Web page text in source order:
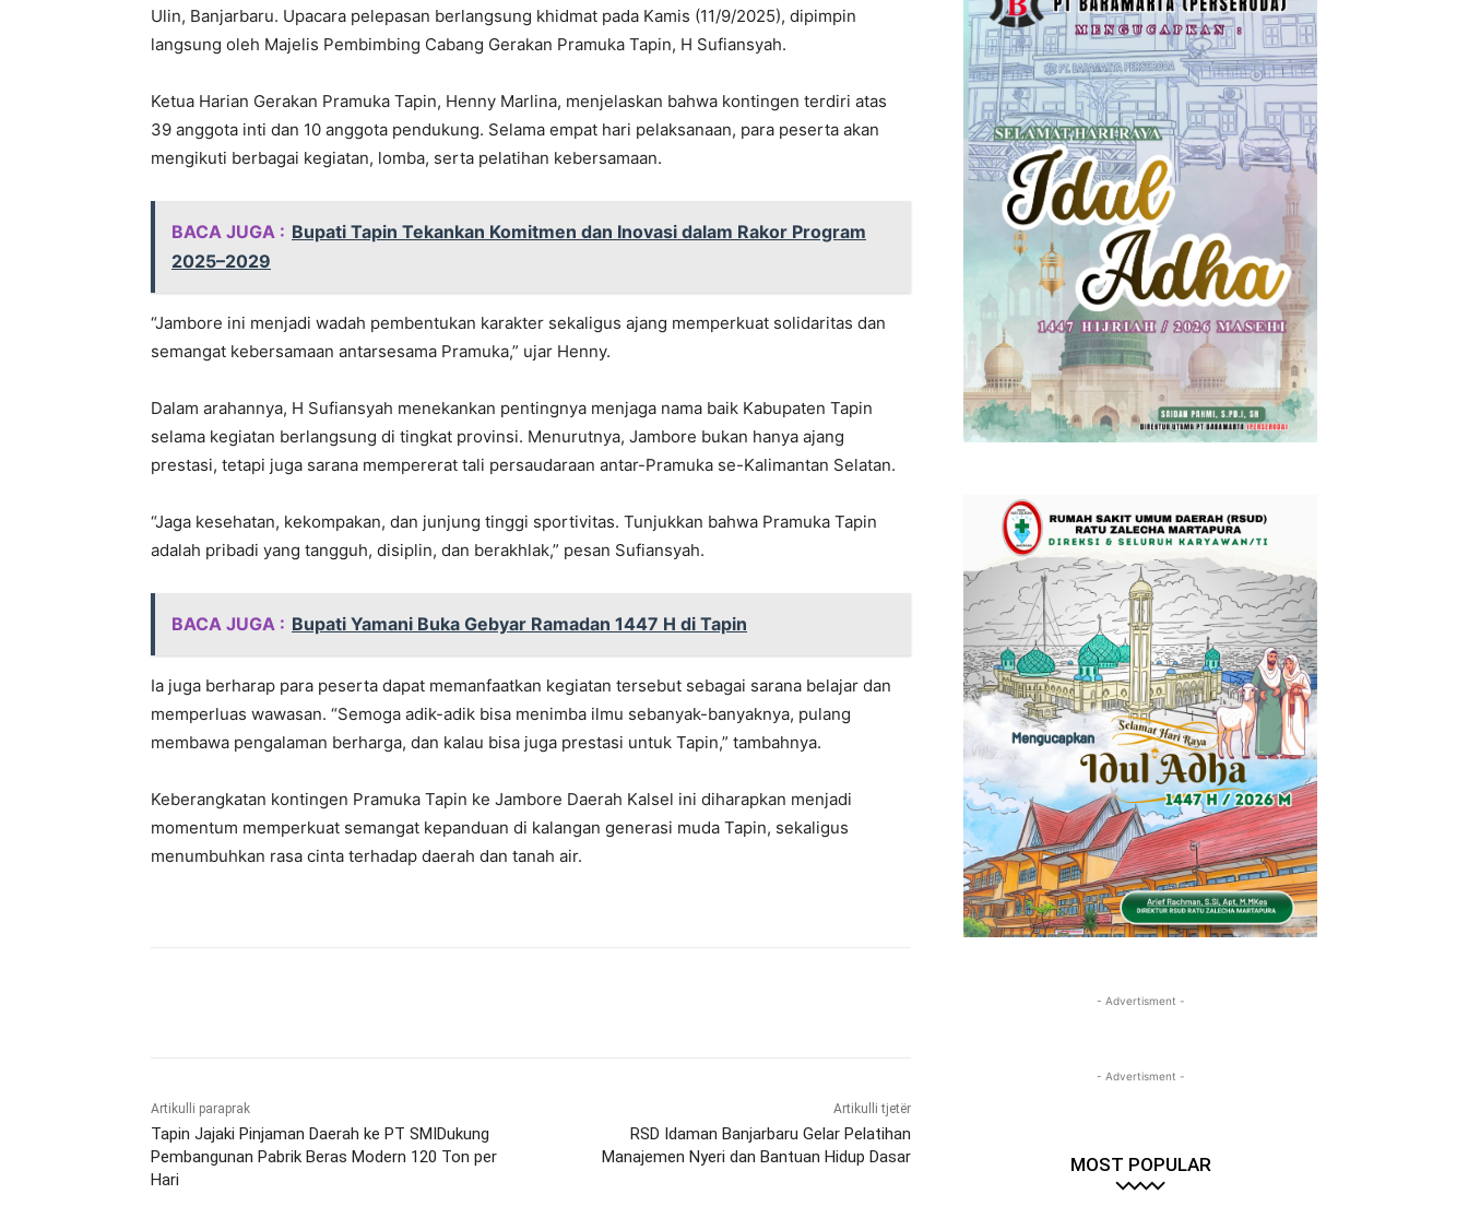
Ulin, Banjarbaru. Upacara pelepasan berlangsung khidmat pada Kamis (11/9/2025), dipimpin
langsung oleh Majelis Pembimbing Cabang Gerakan Pramuka Tapin, H Sufiansyah.
Ketua Harian Gerakan Pramuka Tapin, Henny Marlina, menjelaskan bahwa kontingen terdiri atas
39 anggota inti dan 10 anggota pendukung. Selama empat hari pelaksanaan, para peserta akan
mengikuti berbagai kegiatan, lomba, serta pelatihan kebersamaan.
BACA JUGA : Bupati Tapin Tekankan Komitmen dan Inovasi dalam Rakor Program
2025–2029
“Jambore ini menjadi wadah pembentukan karakter sekaligus ajang memperkuat solidaritas dan
semangat kebersamaan antarsesama Pramuka,” ujar Henny.
Dalam arahannya, H Sufiansyah menekankan pentingnya menjaga nama baik Kabupaten Tapin
selama kegiatan berlangsung di tingkat provinsi. Menurutnya, Jambore bukan hanya ajang
prestasi, tetapi juga sarana mempererat tali persaudaraan antar-Pramuka se-Kalimantan Selatan.
“Jaga kesehatan, kekompakan, dan junjung tinggi sportivitas. Tunjukkan bahwa Pramuka Tapin
adalah pribadi yang tangguh, disiplin, dan berakhlak,” pesan Sufiansyah.
BACA JUGA : Bupati Yamani Buka Gebyar Ramadan 1447 H di Tapin
Ia juga berharap para peserta dapat memanfaatkan kegiatan tersebut sebagai sarana belajar dan
memperluas wawasan. “Semoga adik-adik bisa menimba ilmu sebanyak-banyaknya, pulang
membawa pengalaman berharga, dan kalau bisa juga prestasi untuk Tapin,” tambahnya.
Keberangkatan kontingen Pramuka Tapin ke Jambore Daerah Kalsel ini diharapkan menjadi
momentum memperkuat semangat kepanduan di kalangan generasi muda Tapin, sekaligus
menumbuhkan rasa cinta terhadap daerah dan tanah air.
Artikulli paraprak
Tapin Jajaki Pinjaman Daerah ke PT SMIDukung
Pembangunan Pabrik Beras Modern 120 Ton per
Hari
Artikulli tjetër
RSD Idaman Banjarbaru Gelar Pelatihan
Manajemen Nyeri dan Bantuan Hidup Dasar
- Advertisment -
- Advertisment -
MOST POPULAR